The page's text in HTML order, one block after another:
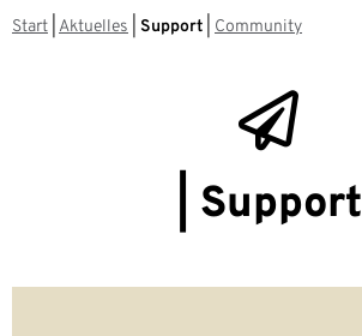
Start Aktuelles Support Community
| Support